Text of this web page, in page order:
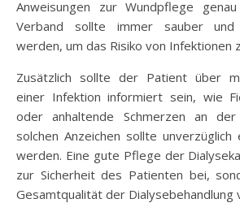
Anweisungen zur Wundpflege
Verband sollte immer sauber und
werden, um das Risiko von Infektionen
Zusätzlich sollte der Patient über
einer Infektion informiert sein, wie
oder anhaltende Schmerzen an der
solchen Anzeichen sollte
werden. Eine gute Pflege der
zur Sicherheit des Patienten bei,
Gesamtqualität der Dialysebehandlung